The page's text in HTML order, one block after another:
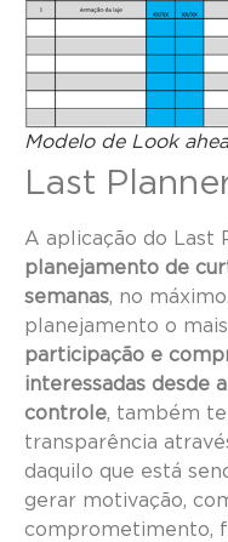
Modelo de Look
Last
A aplicação do Last
planejamento de
semanas, no
planejamento o
participação e
interessadas desde
controle, também
transparência
daquilo que está
gerar motivação,
comprometimento,